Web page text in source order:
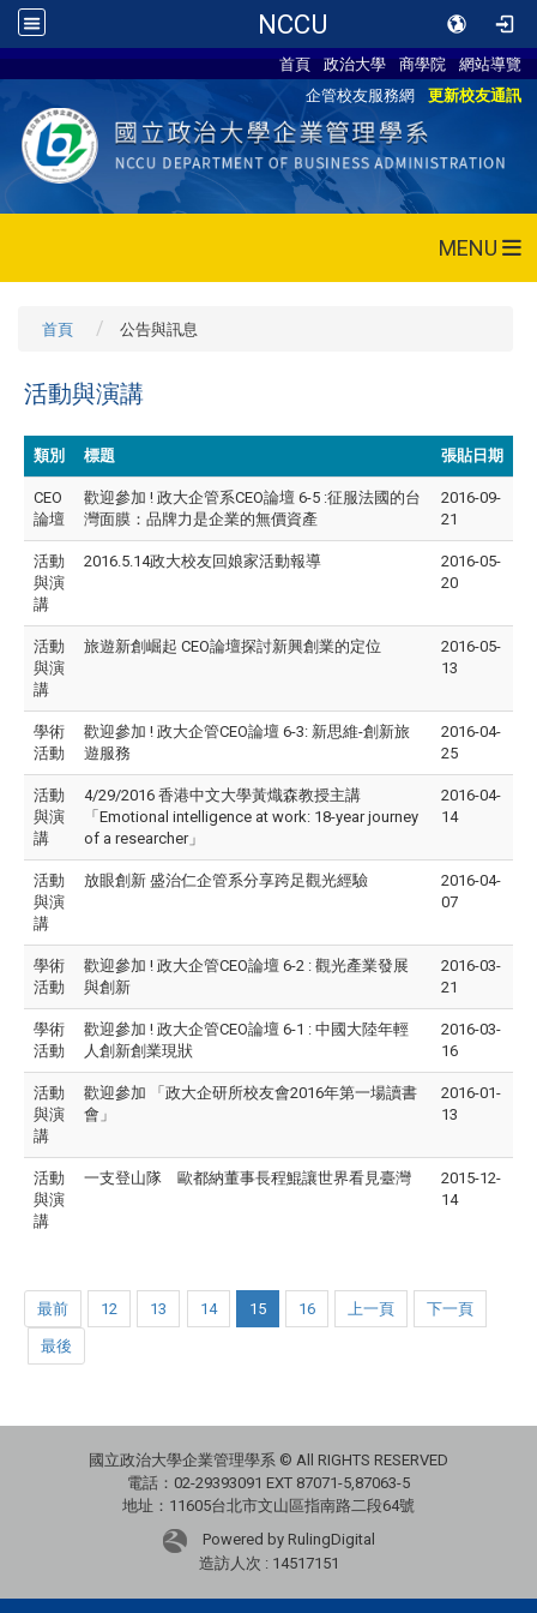
NCCU
首頁 政治大學 商學院
網站導覽
企管校友服務網
更新校友通訊
MENU
首頁 公告與訊息
活動與演講
類別 標題 張貼日期
CEO
論壇
歡迎參加 ! 政大企管系CEO論壇 6-5 :征服法國的台
灣面膜：品牌力是企業的無價資產
2016-09-
21
活動
與演
講
2016.5.14政大校友回娘家活動報導
2016-05-
20
活動
與演
講
旅遊新創崛起 CEO論壇探討新興創業的定位
2016-05-
13
學術
活動
歡迎參加 ! 政大企管CEO論壇 6-3: 新思維-創新旅
遊服務
2016-04-
25
活動
與演
講
4/29/2016 香港中文大學黃熾森教授主講
「Emotional intelligence at work: 18-year journey
of a researcher」
2016-04-
14
活動
與演
講
放眼創新 盛治仁企管系分享跨足觀光經驗
2016-04-
07
學術
活動
歡迎參加 ! 政大企管CEO論壇 6-2 : 觀光產業發展
與創新
2016-03-
21
學術
活動
歡迎參加 ! 政大企管CEO論壇 6-1 : 中國大陸年輕
人創新創業現狀
2016-03-
16
活動
與演
講
歡迎參加 「政大企研所校友會2016年第一場讀書
會」
2016-01-
13
活動
與演
講
一支登山隊 歐都納董事長程鯤讓世界看見臺灣
2015-12-
14
最前 12 13 14 15 16 上一頁 下一頁
最後
國立政治大學企業管理學系 © All RIGHTS RESERVED
電話：02-29393091 EXT 87071-5,87063-5
地址：11605台北市文山區指南路二段64號
Powered by RulingDigital
造訪人次 : 14517151